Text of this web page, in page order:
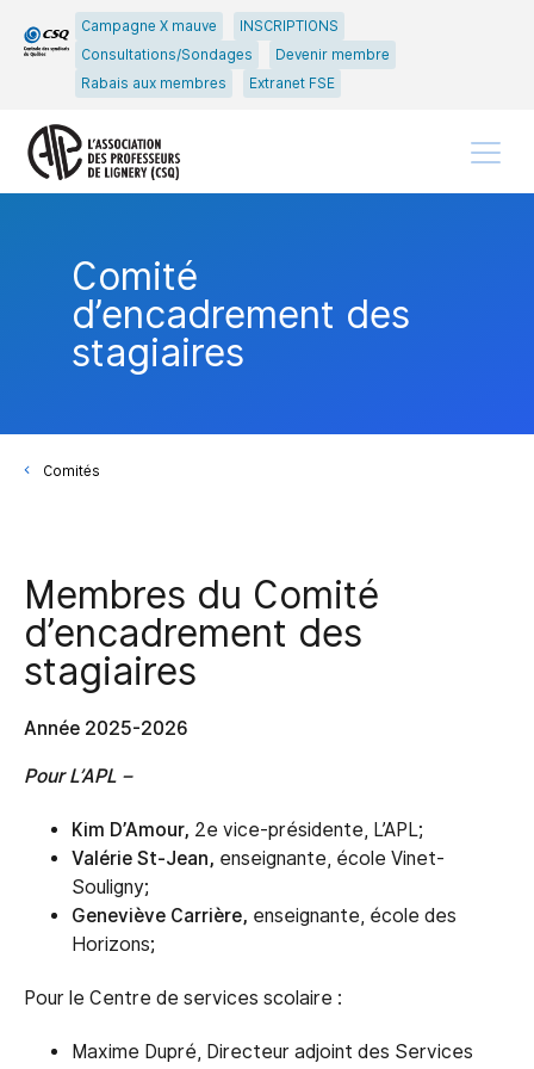
Passer
au
principal
Passer
au
Campagne X mauve
INSCRIPTIONS
Consultations/Sondages
Devenir membre
Rabais aux membres
Extranet FSE
Comité
d’encadrement des
stagiaires
Comités
Membres du Comité
d’encadrement des
stagiaires
Année 2025-2026
Pour L’APL –
Kim D’Amour, 2e vice-présidente, L’APL;
Valérie St-Jean, enseignante, école Vinet-
Souligny;
Geneviève Carrière, enseignante, école des
Horizons;
Pour le Centre de services scolaire :
Maxime Dupré, Directeur adjoint des Services